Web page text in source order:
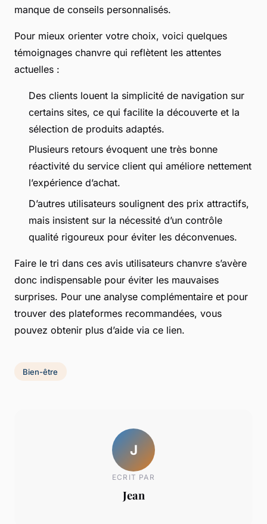
manque de conseils personnalisés.
Pour mieux orienter votre choix, voici quelques
témoignages chanvre qui reflètent les attentes
actuelles :
Des clients louent la simplicité de navigation sur
certains sites, ce qui facilite la découverte et la
sélection de produits adaptés.
Plusieurs retours évoquent une très bonne
réactivité du service client qui améliore nettement
l’expérience d’achat.
D’autres utilisateurs soulignent des prix attractifs,
mais insistent sur la nécessité d’un contrôle
qualité rigoureux pour éviter les déconvenues.
Faire le tri dans ces avis utilisateurs chanvre s’avère
donc indispensable pour éviter les mauvaises
surprises. Pour une analyse complémentaire et pour
trouver des plateformes recommandées, vous
pouvez obtenir plus d’aide via ce lien.
Bien-être
J
ECRIT PAR
Jean